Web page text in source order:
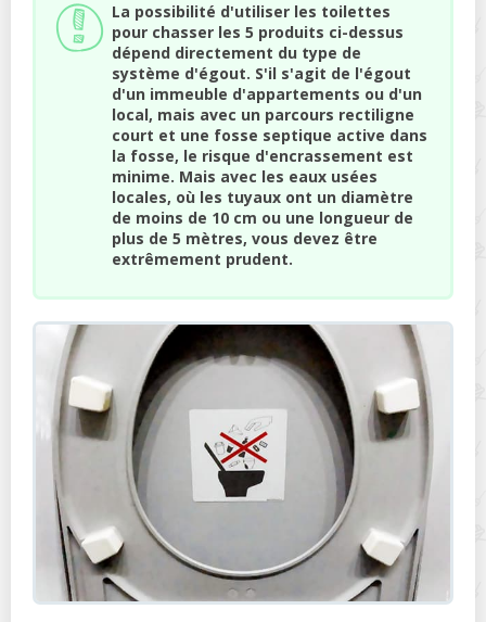
La possibilité d'utiliser les toilettes
pour chasser les 5 produits ci-dessus
dépend directement du type de
système d'égout. S'il s'agit de l'égout
d'un immeuble d'appartements ou d'un
local, mais avec un parcours rectiligne
court et une fosse septique active dans
la fosse, le risque d'encrassement est
minime. Mais avec les eaux usées
locales, où les tuyaux ont un diamètre
de moins de 10 cm ou une longueur de
plus de 5 mètres, vous devez être
extrêmement prudent.